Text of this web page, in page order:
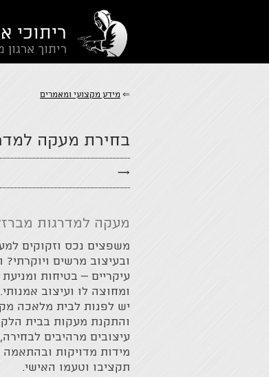
ריתוכי
ריתוך ארגון
⇐ מידע מקצועי ומאמרים
בחירת מעקה
→
מעקה למדרגות
משפצים נכס וזקוקים
ובעיצוב מרשים
עיקריים – בטיחות
ומחוצה לו ועיצוב
יש לפנות לבית מלאכה
והתקנת מעקות בבית
עיצובים מרהיבים
מידות מדויקות
תקציבו וטעמו האישי.